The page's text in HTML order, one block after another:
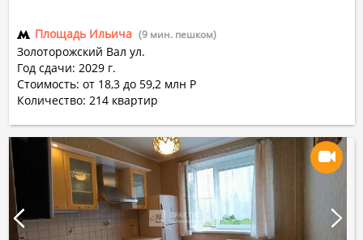
Площадь Ильича (9 мин. пешком)
Золоторожский Вал ул.
Год сдачи: 2029 г.
Стоимость: от 18,3 до 59,2 млн Р
Количество: 214 квартир